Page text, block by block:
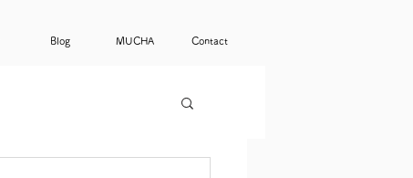
Blog MUCHA Contact